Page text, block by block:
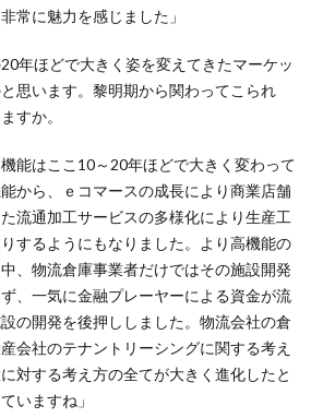
常に魅力を感じました」
年ほどで大きく姿を変えてきたマーケッ
思います。黎明期から関わってこられ
すか。
能はここ10～20年ほどで大きく変わって
から、ｅコマースの成長により商業店舗
流通加工サービスの多様化により生産工
するようにもなりました。より高機能の
、物流倉庫事業者だけではその施設開発
、一気に金融プレーヤーによる資金が流
の開発を後押ししました。物流会社の倉
会社のテナントリーシングに関する考え
対する考え方の全てが大きく進化したと
いますね」